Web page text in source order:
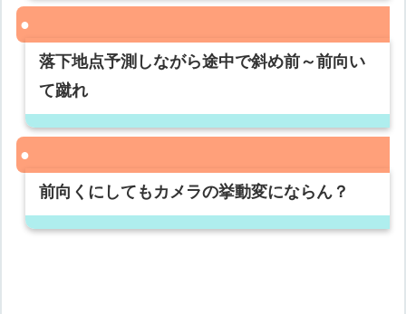
落下地点予測しながら途中で斜め前～前向い
て蹴れ
前向くにしてもカメラの挙動変にならん？